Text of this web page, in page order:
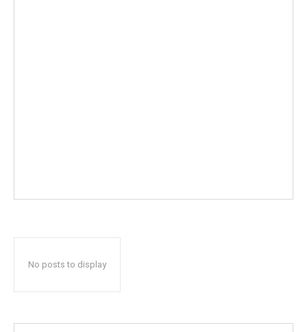
No posts to display